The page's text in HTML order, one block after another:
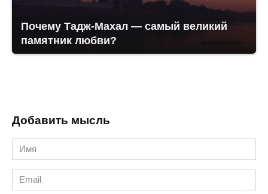
Почему Тадж-Махал — самый великий
памятник любви?
Добавить мысль
Имя
*
Email
*